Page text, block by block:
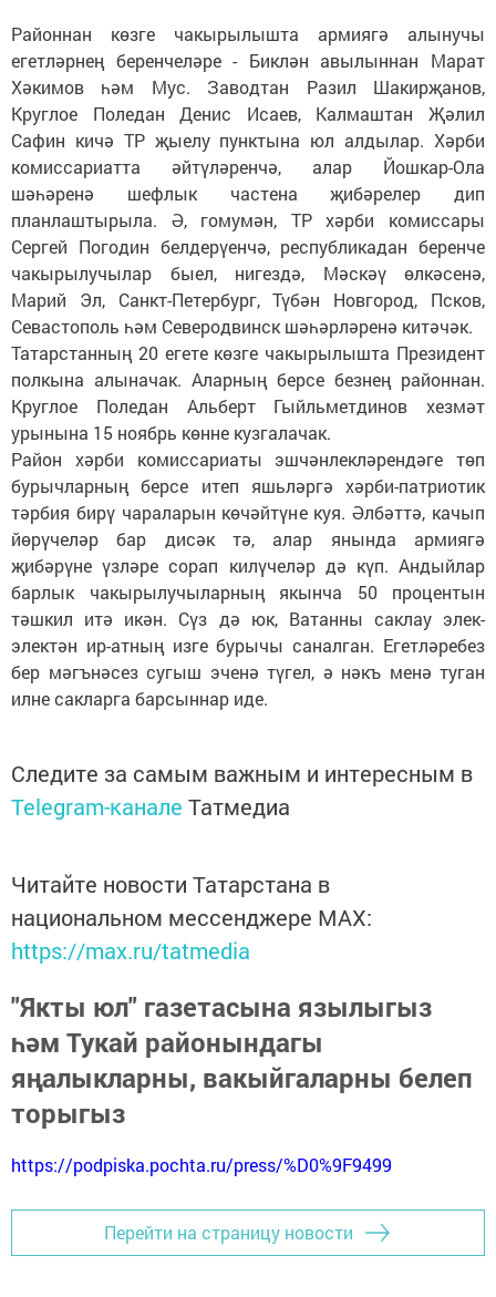
Районнан көзге чакырылышта армиягә алынучы
егетләрнең беренчеләре - Биклән авылыннан Марат
Хәкимов һәм Мус. Заводтан Разил Шакирҗанов,
Круглое Поледан Денис Исаев, Калмаштан Җәлил
Сафин кичә ТР җыелу пунктына юл алдылар. Хәрби
комиссариатта әйтүләренчә, алар Йошкар-Ола
шәһәренә шефлык частена җибәрелер дип
планлаштырыла. Ә, гомумән, ТР хәрби комиссары
Сергей Погодин белдерүенчә, республикадан беренче
чакырылучылар быел, нигездә, Мәскәү өлкәсенә,
Марий Эл, Санкт-Петербург, Түбән Новгород, Псков,
Севастополь һәм Северодвинск шәһәрләренә китәчәк.
Татарстанның 20 егете көзге чакырылышта Президент
полкына алыначак. Аларның берсе безнең районнан.
Круглое Поледан Альберт Гыйльметдинов хезмәт
урынына 15 ноябрь көнне кузгалачак.
Район хәрби комиссариаты эшчәнлекләрендәге төп
бурычларның берсе итеп яшьләргә хәрби-патриотик
тәрбия бирү чараларын көчәйтүне куя. Әлбәттә, качып
йөрүчеләр бар дисәк тә, алар янында армиягә
җибәрүне үзләре сорап килүчеләр дә күп. Андыйлар
барлык чакырылучыларның якынча 50 процентын
тәшкил итә икән. Сүз дә юк, Ватанны саклау элек-
электән ир-атның изге бурычы саналган. Егетләребез
бер мәгънәсез сугыш эченә түгел, ә нәкъ менә туган
илне сакларга барсыннар иде.
Следите за самым важным и интересным в
Telegram-канале Татмедиа
Читайте новости Татарстана в
национальном мессенджере MАХ:
https://max.ru/tatmedia
"Якты юл" газетасына язылыгыз
һәм Тукай районындагы
яңалыкларны, вакыйгаларны белеп
торыгыз
https://podpiska.pochta.ru/press/%D0%9F9499
Перейти на страницу новости